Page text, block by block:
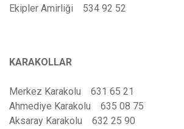
Ekipler Amirliği 534 92 52
KARAKOLLAR
Merkez Karakolu 631 65 21
Ahmediye Karakolu 635 08 75
Aksaray Karakolu 632 25 90